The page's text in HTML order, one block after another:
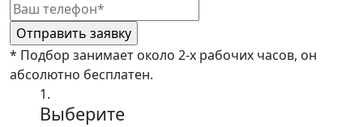
* Подбор занимает около 2-х рабочих часов, он
абсолютно бесплатен.
1.
Выберите